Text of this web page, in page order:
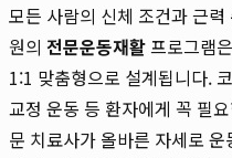
모든 사람의 신체 조건과 근
원의 전문운동재활프로그램
1:1 맞춤형으로 설계됩니다.
교정 운동 등 환자에게 꼭 필
문 치료사가 올바른 자세로